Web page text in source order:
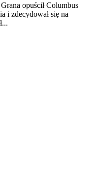
opuścił Columbus
i zdecydował się na